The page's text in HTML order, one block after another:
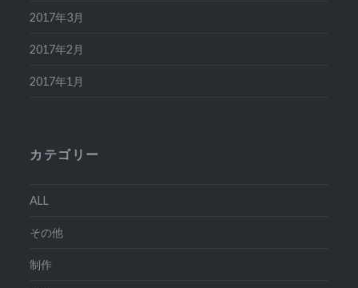
2017年3月
2017年2月
2017年1月
カテゴリー
ALL
その他
制作